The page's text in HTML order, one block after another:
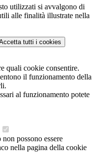
utilizzati si avvalgono di
alle finalità illustrate nella
tutti i cookies
quali cookie consentire.
il funzionamento della
al funzionamento potete
possono essere
nella pagina della cookie